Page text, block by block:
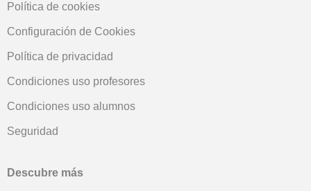
Política de cookies
Configuración de Cookies
Política de privacidad
Condiciones uso profesores
Condiciones uso alumnos
Seguridad
Descubre más